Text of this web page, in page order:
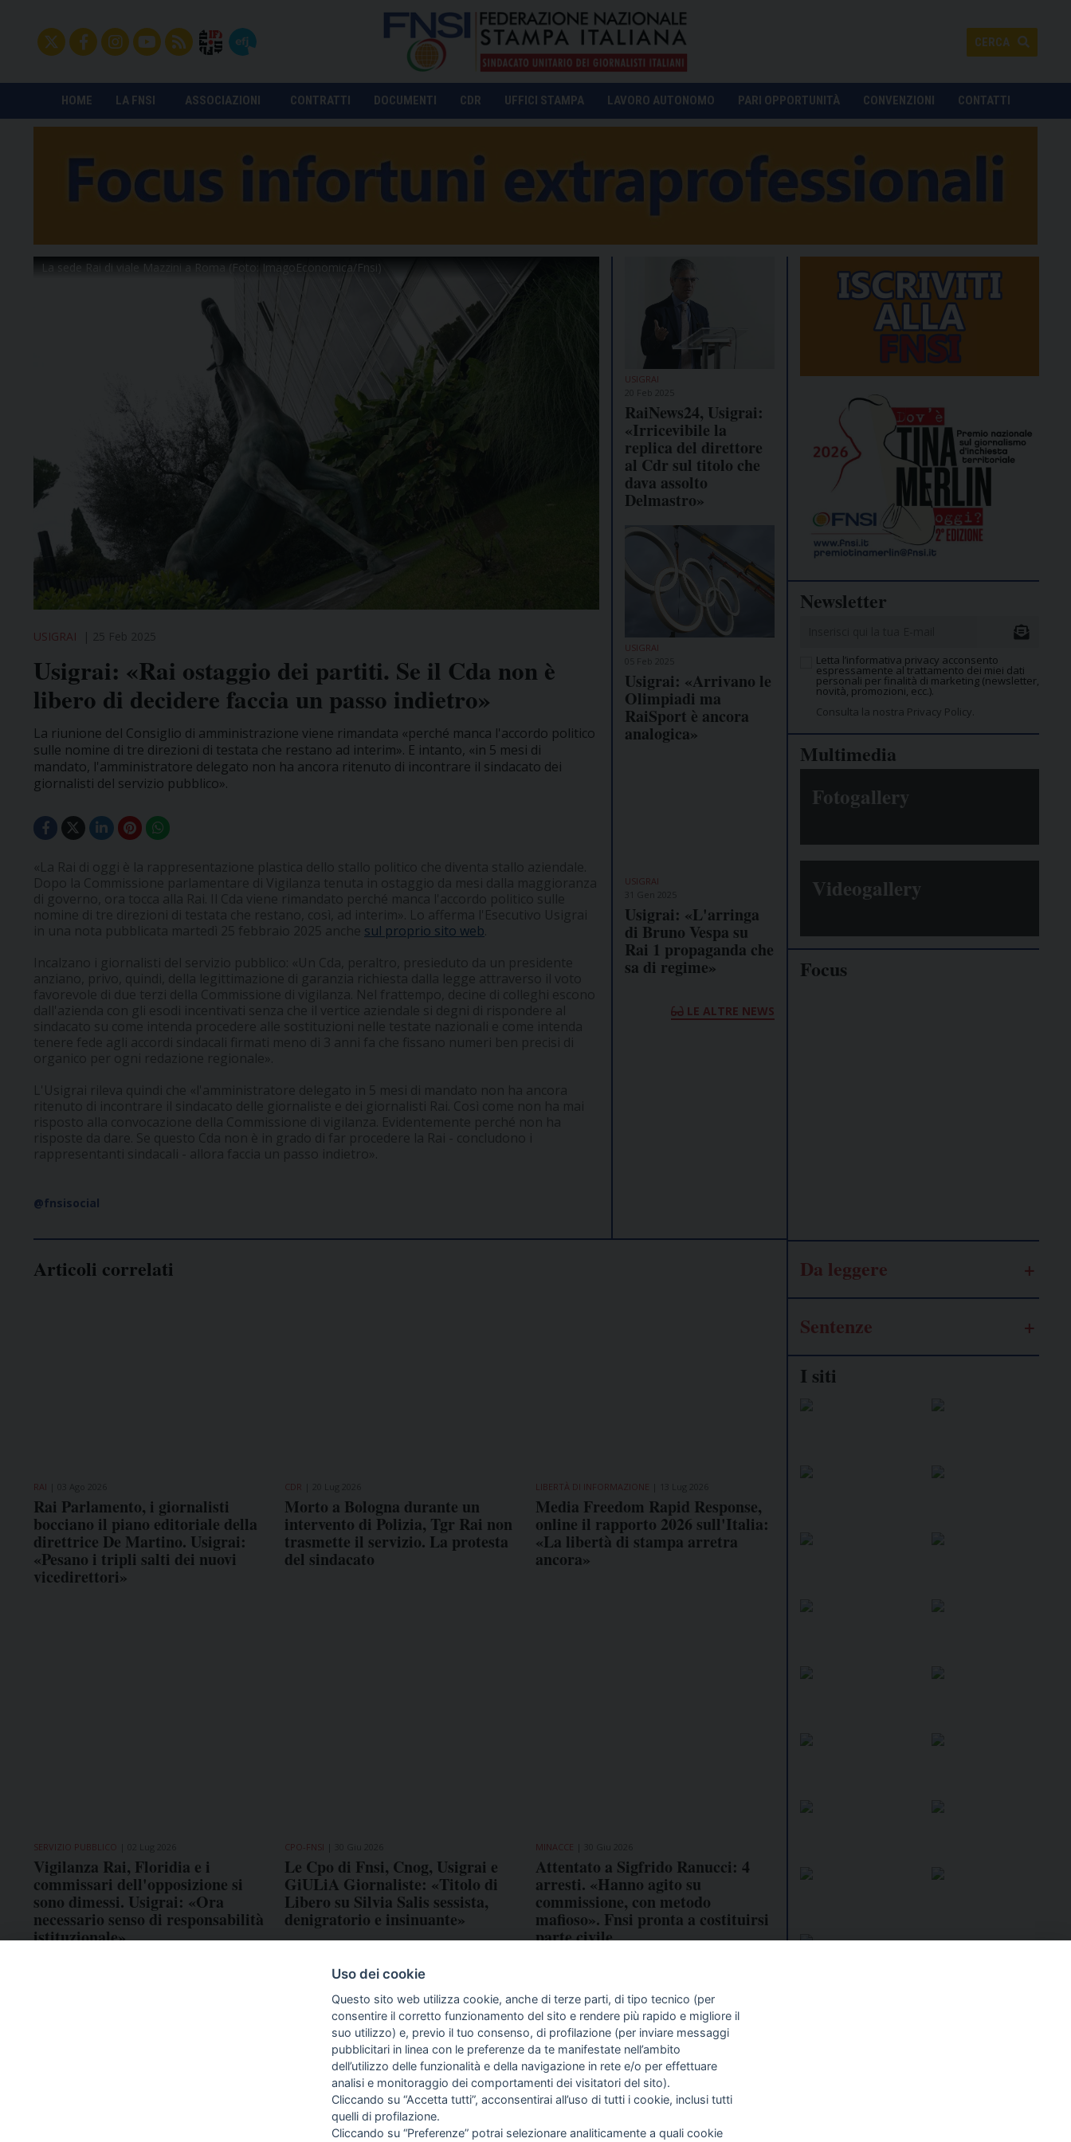
CERCA
HOME LA FNSI ASSOCIAZIONI CONTRATTI DOCUMENTI CDR UFFICI STAMPA LAVORO AUTONOMO PARI OPPORTUNITÀ CONVENZIONI CONTATTI
La sede Rai di viale Mazzini a Roma (Foto: ImagoEconomica/Fnsi)
USIGRAI
Usigrai: «Rai ostaggio dei partiti. Se il Cda non è
libero di decidere faccia un passo indietro»
La riunione del Consiglio di amministrazione viene rimandata «perché manca l'accordo politico
sulle nomine di tre direzioni di testata che restano ad interim». E intanto, «in 5 mesi di
mandato, l'amministratore delegato non ha ancora ritenuto di incontrare il sindacato dei
giornalisti del servizio pubblico».
sul proprio sito web
@fnsisocial
USIGRAI
RaiNews24, Usigrai:
«Irricevibile la
replica del direttore
al Cdr sul titolo che
dava assolto
Delmastro»
USIGRAI
Usigrai: «Arrivano le
Olimpiadi ma
RaiSport è ancora
analogica»
USIGRAI
Usigrai: «L'arringa
di Bruno Vespa su
Rai 1 propaganda che
sa di regime»
LE ALTRE NEWS
Articoli correlati
RAI
Rai Parlamento, i giornalisti
bocciano il piano editoriale della
direttrice De Martino. Usigrai:
«Pesano i tripli salti dei nuovi
vicedirettori»
CDR
Morto a Bologna durante un
intervento di Polizia, Tgr Rai non
trasmette il servizio. La protesta
del sindacato
LIBERTÀ DI INFORMAZIONE
Media Freedom Rapid Response,
online il rapporto 2026 sull'Italia:
«La libertà di stampa arretra
ancora»
SERVIZIO PUBBLICO
Vigilanza Rai, Floridia e i
commissari dell'opposizione si
sono dimessi. Usigrai: «Ora
necessario senso di responsabilità
istituzionale»
CPO-FNSI
Le Cpo di Fnsi, Cnog, Usigrai e
GiULiA Giornaliste: «Titolo di
Libero su Silvia Salis sessista,
denigratorio e insinuante»
MINACCE
Attentato a Sigfrido Ranucci: 4
arresti. «Hanno agito su
commissione, con metodo
mafioso». Fnsi pronta a costituirsi
parte civile
Newsletter
Letta l’informativa privacy acconsento
espressamente al trattamento dei miei dati
personali per finalità di marketing (newsletter,
novità, promozioni, ecc.).
Consulta la nostra Privacy Policy.
Multimedia
Fotogallery
Videogallery
Focus
Da leggere
Sentenze
I siti
COME TI SENTI?
INTELLIGENZA
Uso dei cookie
Questo sito web utilizza cookie, anche di terze parti, di tipo tecnico (per
consentire il corretto funzionamento del sito e rendere più rapido e migliore il
suo utilizzo) e, previo il tuo consenso, di profilazione (per inviare messaggi
pubblicitari in linea con le preferenze da te manifestate nell’ambito
dell’utilizzo delle funzionalità e della navigazione in rete e/o per effettuare
analisi e monitoraggio dei comportamenti dei visitatori del sito).
Cliccando su “Accetta tutti”, acconsentirai all’uso di tutti i cookie, inclusi tutti
quelli di profilazione.
Cliccando su “Preferenze” potrai selezionare analiticamente a quali cookie